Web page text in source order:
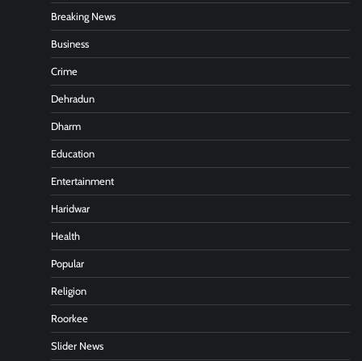
Breaking News
Business
Crime
Dehradun
Dharm
Education
Entertainment
Haridwar
Health
Popular
Religion
Roorkee
Slider News